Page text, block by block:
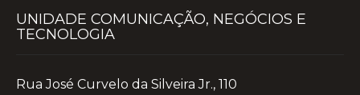
UNIDADE COMUNICAÇÃO, NEGÓCIOS E
TECNOLOGIA
Rua José Curvelo da Silveira Jr., 110